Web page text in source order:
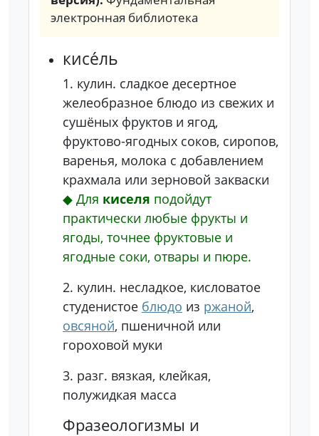
электронная библиотека
кисе́ль
1. кулин. сладкое десертное
желеобразное блюдо из свежих и
сушёных фруктов и ягод,
фруктово-ягодных соков, сиропов,
варенья, молока с добавлением
крахмала или зерновой закваски
◆ Для киселя подойдут
практически любые фрукты и
ягоды, точнее фруктовые и
ягодные соки, отвары и пюре.
2. кулин. несладкое, кисловатое
студенистое блюдо из ржаной,
овсяной, пшеничной или
гороховой муки
3. разг. вязкая, клейкая,
полужидкая масса
Фразеологизмы и